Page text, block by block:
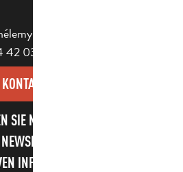
- 13400 Aubagne
42 03 49 98
KONTAKT
SIE NICHT UNSEREN
UND UNSERE
INFORMATIONEN!